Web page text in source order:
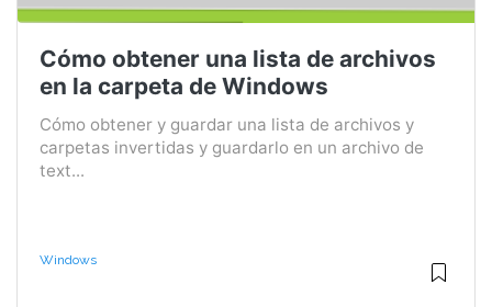
Cómo obtener una lista de archivos
en la carpeta de Windows
Cómo obtener y guardar una lista de archivos y
carpetas invertidas y guardarlo en un archivo de
text...
Windows